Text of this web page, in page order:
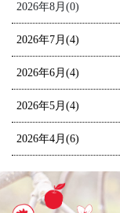
2026年8月(0)
2026年7月(4)
2026年6月(4)
2026年5月(4)
2026年4月(6)